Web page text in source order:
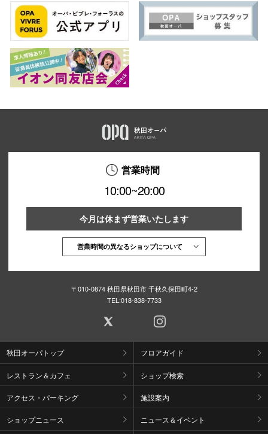
営業時間
10:00~20:00
今月は休まず営業いたします
営業時間の異なるショップについて
〒010-0874 秋田県秋田市 千秋久保田町4-2
TEL:018-838-7733
秋田オーパトップ フロアガイド
レストラン＆カフェ ショップ検索
アクセス・パーキング 施設案内
ショップニュース ニュース＆イベント